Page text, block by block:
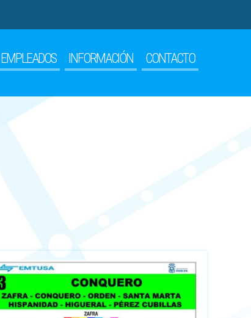
EMPLEADOS INFORMACIÓN CONTACTO